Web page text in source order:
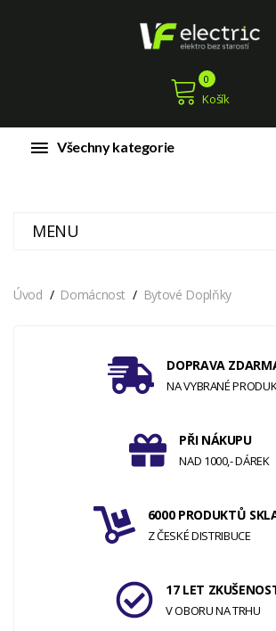
Košík
0
Všechny kategorie
MENU
Úvod Domácnost Bytové Doplňky
DOPRAVA
NA VYBRANÉ
PŘI NÁKUPU
NAD 1000,- DÁREK
6000 PRODUKTŮ
Z ČESKÉ DISTRIBUCE
17 LET
V OBORU NA TRHU